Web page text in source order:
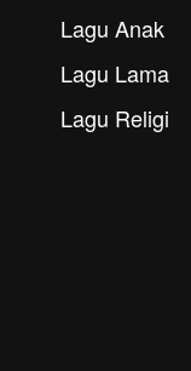
Lagu Anak
Lagu Lama
Lagu Religi